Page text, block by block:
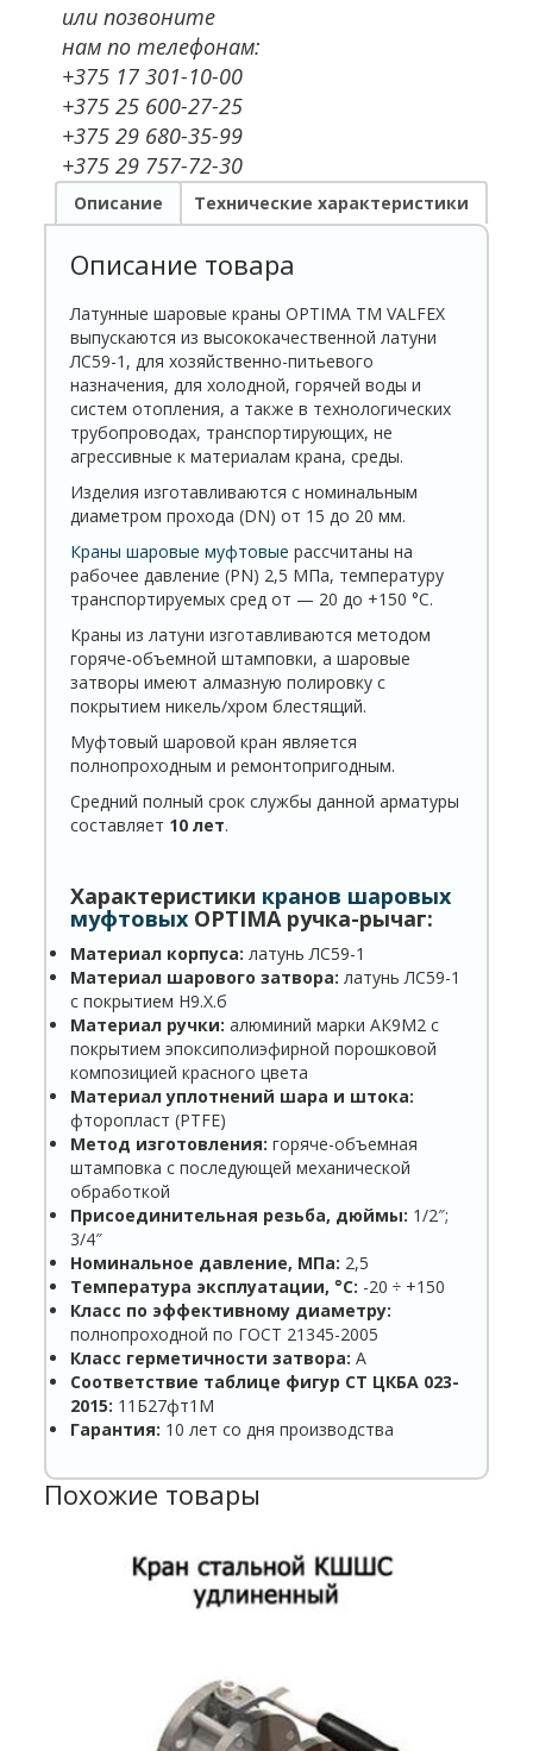
или позвоните
нам по телефонам:
+375 17 301-10-00
+375 25 600-27-25
+375 29 680-35-99
+375 29 757-72-30
Описание Технические характеристики
Описание товара
Латунные шаровые краны OPTIMA TM VALFEX
выпускаются из высококачественной латуни
ЛС59-1, для хозяйственно-питьевого
назначения, для холодной, горячей воды и
систем отопления, а также в технологических
трубопроводах, транспортирующих, не
агрессивные к материалам крана, среды.
Изделия изготавливаются c номинальным
диаметром прохода (DN) от 15 до 20 мм.
Краны шаровые муфтовые рассчитаны на
рабочее давление (PN) 2,5 МПa, температуру
транспортируемых сред от — 20 до +150 °C.
Краны из латуни изготавливаются методом
горяче-объемной штамповки, а шаровые
затворы имеют алмазную полировку с
покрытием никель/хром блестящий.
Муфтовый шаровой кран является
полнопроходным и ремонтопригодным.
Средний полный срок службы данной арматуры
составляет 10 лет.
Характеристики кранов шаровых
муфтовых OPTIMA ручка-рычаг:
Материал корпуса: латунь ЛС59-1
Материал шарового затвора: латунь ЛС59-1
с покрытием Н9.Х.б
Материал ручки: алюминий марки АК9М2 с
покрытием эпоксиполиэфирной порошковой
композицией красного цвета
Материал уплотнений шара и штока:
фторопласт (PTFE)
Метод изготовления: горяче-объемная
штамповка с последующей механической
обработкой
Присоединительная резьба, дюймы: 1/2″;
3/4″
Номинальное давление, МПа: 2,5
Температура эксплуатации, °С: -20 ÷ +150
Класс по эффективному диаметру:
полнопроходной по ГОСТ 21345-2005
Класс герметичности затвора: А
Соответствие таблице фигур СТ ЦКБА 023-
2015: 11Б27фт1М
Гарантия: 10 лет со дня производства
Похожие товары